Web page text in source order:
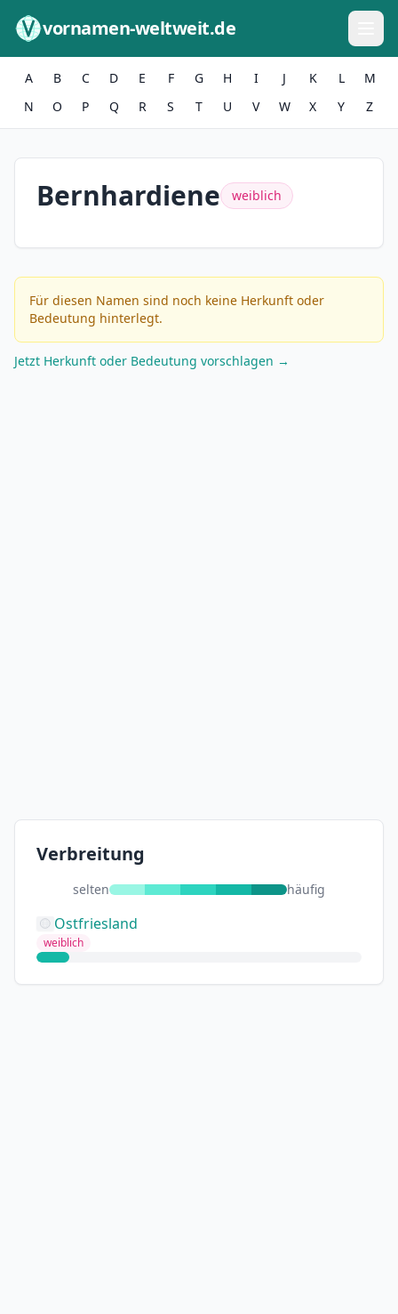
vornamen-weltweit.de
A B C D E F G H I J K L
M
N
O P Q R S T U V W X Y Z
Bernhardiene weiblich
Für diesen Namen sind noch keine Herkunft oder
Bedeutung hinterlegt.
Jetzt Herkunft oder Bedeutung vorschlagen →
Verbreitung
selten häufig
Ostfriesland
weiblich